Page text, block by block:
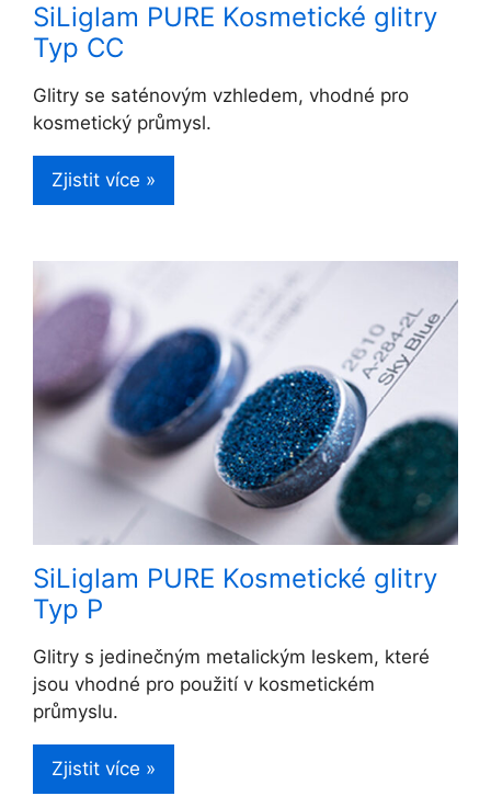
SiLiglam PURE Kosmetické glitry
Typ CC
Glitry se saténovým vzhledem, vhodné pro
kosmetický průmysl.
Zjistit více »
SiLiglam PURE Kosmetické glitry
Typ P
Glitry s jedinečným metalickým leskem, které
jsou vhodné pro použití v kosmetickém
průmyslu.
Zjistit více »